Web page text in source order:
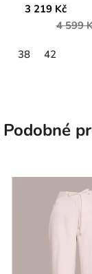
3 219 Kč
4 599
38 42
Podobné